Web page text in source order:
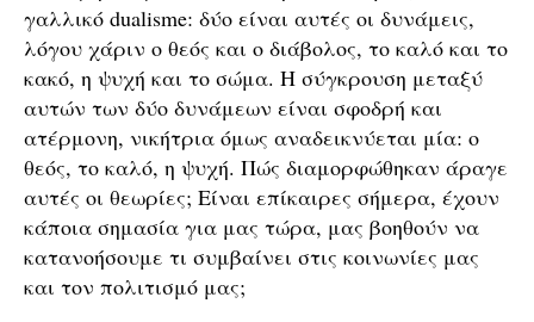
γαλλικό dualisme: δύο είναι αυτές οι δυνάμεις,
λόγου χάριν ο θεός και ο διάβολος, το καλό και το
κακό, η ψυχή και το σώμα. Η σύγκρουση μεταξύ
αυτών των δύο δυνάμεων είναι σφοδρή και
ατέρμονη, νικήτρια όμως αναδεικνύεται μία: ο
θεός, το καλό, η ψυχή. Πώς διαμορφώθηκαν άραγε
αυτές οι θεωρίες; Είναι επίκαιρες σήμερα, έχουν
κάποια σημασία για μας τώρα, μας βοηθούν να
κατανοήσουμε τι συμβαίνει στις κοινωνίες μας
και τον πολιτισμό μας;